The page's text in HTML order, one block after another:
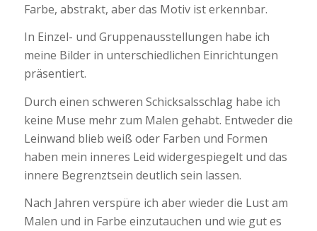
Farbe, abstrakt, aber das Motiv ist erkennbar.
In Einzel- und Gruppenausstellungen habe ich
meine Bilder in unterschiedlichen Einrichtungen
präsentiert.
Durch einen schweren Schicksalsschlag habe ich
keine Muse mehr zum Malen gehabt. Entweder die
Leinwand blieb weiß oder Farben und Formen
haben mein inneres Leid widergespiegelt und das
innere Begrenztsein deutlich sein lassen.
Nach Jahren verspüre ich aber wieder die Lust am
Malen und in Farbe einzutauchen und wie gut es